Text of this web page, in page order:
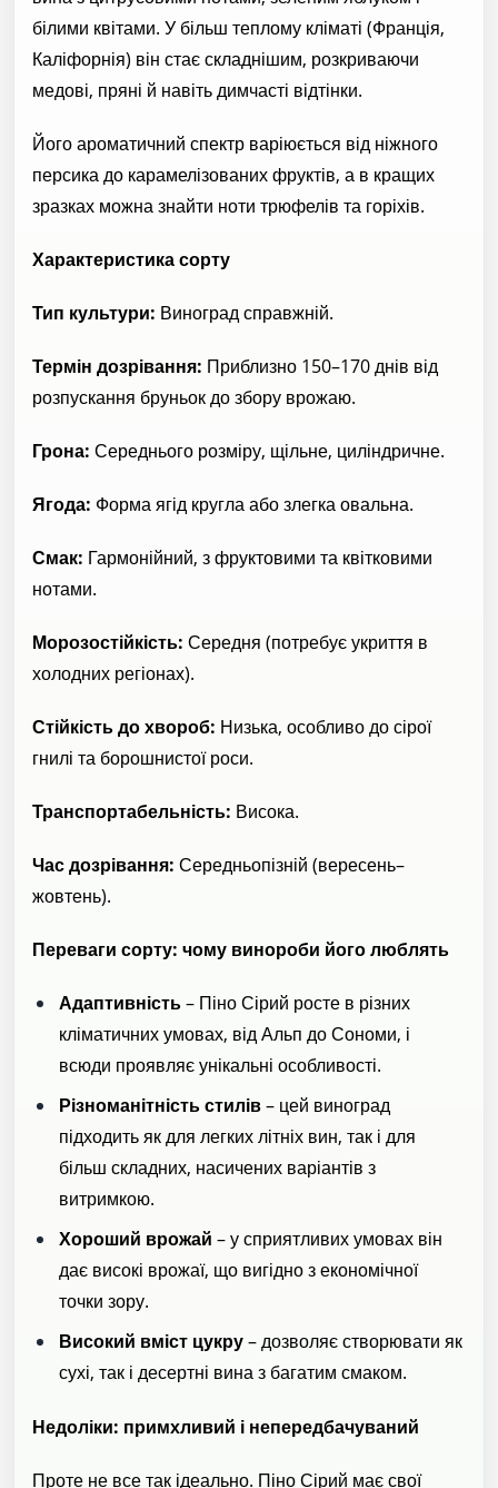
білими квітами. У більш теплому кліматі (Франція,
Каліфорнія) він стає складнішим, розкриваючи
медові, пряні й навіть димчасті відтінки.
Його ароматичний спектр варіюється від ніжного
персика до карамелізованих фруктів, а в кращих
зразках можна знайти ноти трюфелів та горіхів.
Характеристика сорту
Тип культури: Виноград справжній.
Термін дозрівання: Приблизно 150–170 днів від
розпускання бруньок до збору врожаю.
Грона: Середнього розміру, щільне, циліндричне.
Ягода: Форма ягід кругла або злегка овальна.
Смак: Гармонійний, з фруктовими та квітковими
нотами.
Морозостійкість: Середня (потребує укриття в
холодних регіонах).
Стійкість до хвороб: Низька, особливо до сірої
гнилі та борошнистої роси.
Транспортабельність: Висока.
Час дозрівання: Середньопізній (вересень–
жовтень).
Переваги сорту: чому винороби його люблять
Адаптивність– Піно Сірий росте в різних
кліматичних умовах, від Альп до Сономи, і
всюди проявляє унікальні особливості.
Різноманітність стилів– цей виноград
підходить як для легких літніх вин, так і для
більш складних, насичених варіантів з
витримкою.
Хороший врожай – у сприятливих умовах він
дає високі врожаї, що вигідно з економічної
точки зору.
Високий вміст цукру– дозволяє створювати як
сухі, так і десертні вина з багатим смаком.
Недоліки: примхливий і непередбачуваний
Проте не все так ідеально. Піно Сірий має свої